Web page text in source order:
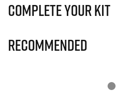
Complete Your Kit
Recommended